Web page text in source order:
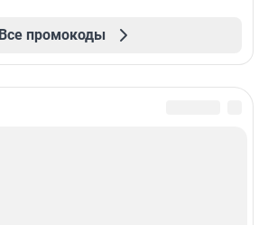
Все промокоды